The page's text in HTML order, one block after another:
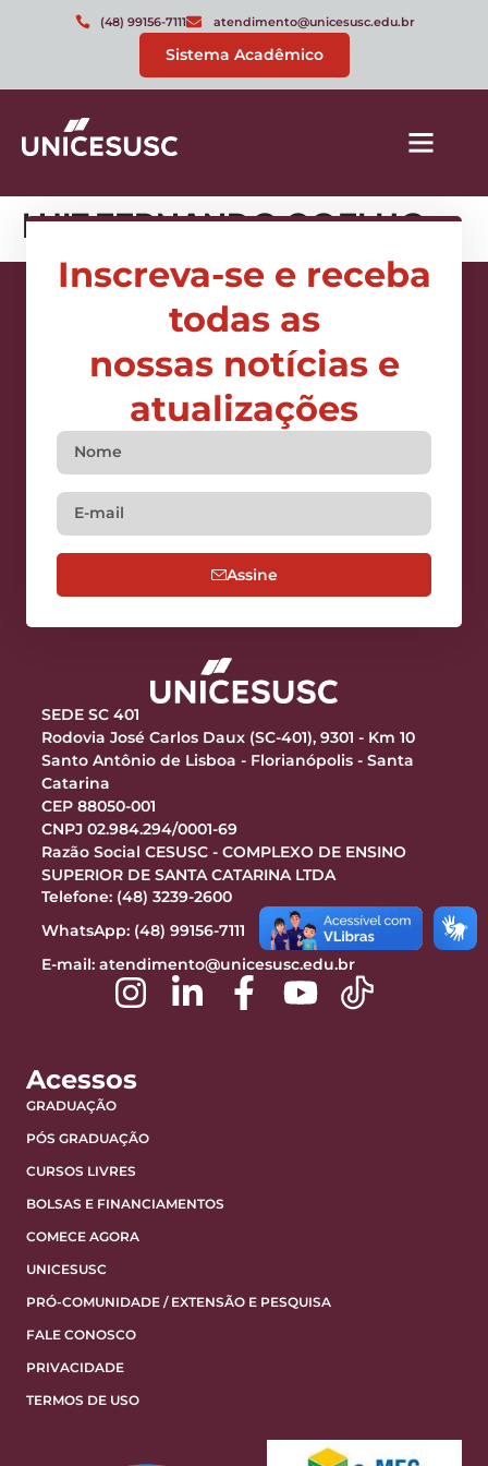
(48) 99156-7111 atendimento@unicesusc.edu.br
Sistema Acadêmico
LUIZ FERNANDO COELHO
Inscreva-se e receba
todas as
nossas notícias e
atualizações
Assine
SEDE SC 401
Rodovia José Carlos Daux (SC-401), 9301 - Km 10
Santo Antônio de Lisboa - Florianópolis - Santa
Catarina
CEP 88050-001
CNPJ 02.984.294/0001-69
Razão Social CESUSC - COMPLEXO DE ENSINO
SUPERIOR DE SANTA CATARINA LTDA
Telefone: (48) 3239-2600
WhatsApp: (48) 99156-7111
E-mail: atendimento@unicesusc.edu.br
Acessos
GRADUAÇÃO
PÓS GRADUAÇÃO
CURSOS LIVRES
BOLSAS E FINANCIAMENTOS
COMECE AGORA
UNICESUSC
PRÓ-COMUNIDADE / EXTENSÃO E PESQUISA
FALE CONOSCO
PRIVACIDADE
TERMOS DE USO